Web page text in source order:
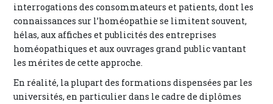
interrogations des consommateurs et patients, dont les
connaissances sur l’homéopathie se limitent souvent,
hélas, aux affiches et publicités des entreprises
homéopathiques et aux ouvrages grand public vantant
les mérites de cette approche.
En réalité, la plupart des formations dispensées par les
universités, en particulier dans le cadre de diplômes